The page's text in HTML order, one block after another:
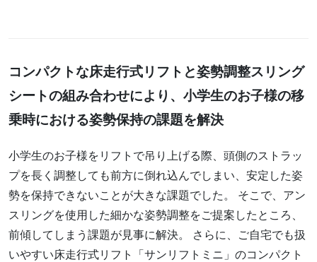
コンパクトな床走行式リフトと姿勢調整スリング
シートの組み合わせにより、小学生のお子様の移
乗時における姿勢保持の課題を解決
小学生のお子様をリフトで吊り上げる際、頭側のストラッ
プを長く調整しても前方に倒れ込んでしまい、安定した姿
勢を保持できないことが大きな課題でした。 そこで、アン
スリングを使用した細かな姿勢調整をご提案したところ、
前傾してしまう課題が見事に解決。 さらに、ご自宅でも扱
いやすい床走行式リフト「サンリフトミニ」のコンパクト